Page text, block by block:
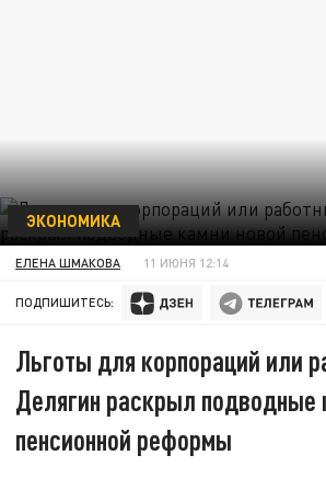
ЭКОНОМИКА
ЕЛЕНА ШМАКОВА 11 ИЮНЯ 12:14
ПОДПИШИТЕСЬ:
Льготы для корпораций или
Делягин раскрыл подводные
пенсионной реформы